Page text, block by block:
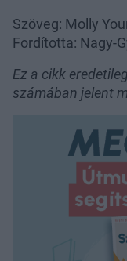
Szöveg: Molly
Fordította: Nagy-
Ez a cikk
számában jelent